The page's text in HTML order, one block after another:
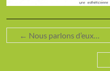
← Nous parlons d’eux…